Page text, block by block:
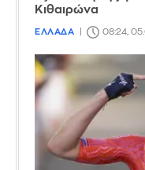
Κιθαιρώνα
ΕΛΛΑΔΑ 08:24,